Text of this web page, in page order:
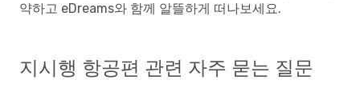
약하고 eDreams와 함께 알뜰하게 떠나보세요.
지시행 항공편 관련 자주 묻는 질문